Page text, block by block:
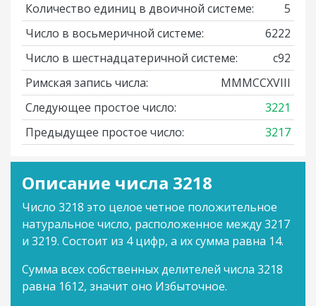
Количество единиц в двоичной системе:
5
Число в восьмеричной системе:
6222
Число в шестнадцатеричной системе:
c92
Римская запись числа:
MMMCCXVIII
Следующее простое число:
3221
Предыдущее простое число:
3217
Описание числа 3218
Число 3218 это целое четное положительное
натуральное число, расположенное между 3217
и 3219. Состоит из 4 цифр, а их сумма равна 14.
Сумма всех собственных делителей числа 3218
равна 1612, значит оно Избыточное.